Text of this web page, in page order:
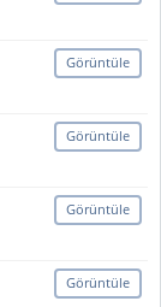
Görüntüle
Görüntüle
Görüntüle
Görüntüle